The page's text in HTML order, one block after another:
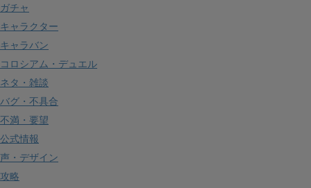
ガチャ
キャラクター
キャラバン
コロシアム・デュエル
ネタ・雑談
バグ・不具合
不満・要望
公式情報
声・デザイン
攻略